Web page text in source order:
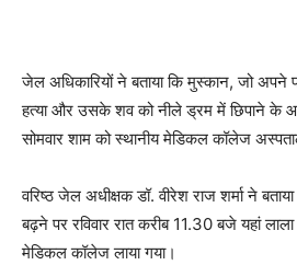
जेल अधिकारियों ने बताया कि मुस्कान, जो अपने
हत्या और उसके शव को नीले ड्रम में छिपाने के
सोमवार शाम को स्थानीय मेडिकल कॉलेज
वरिष्ठ जेल अधीक्षक डॉ. वीरेश राज शर्मा ने
बढ़ने पर रविवार रात करीब 11.30 बजे यहां
मेडिकल कॉलेज लाया गया।